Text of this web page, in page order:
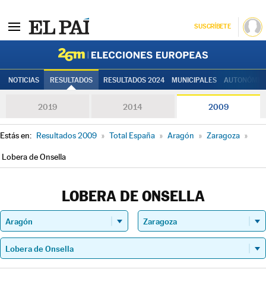
SUSCRÍBETE
NOTICIAS RESULTADOS RESULTADOS 2024 MUNICIPALES
2019 2014 2009
Estás en: Resultados 2009 » Total España » Aragón » Zaragoza »
Lobera de Onsella
LOBERA DE ONSELLA